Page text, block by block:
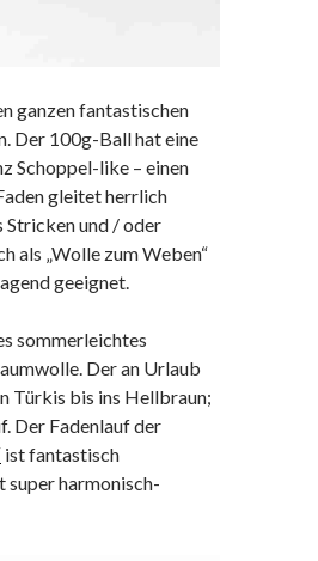
ganzen fantastischen
Der 100g-Ball hat eine
Schoppel-like – einen
gleitet herrlich
Stricken und / oder
als „Wolle zum Weben“
geeignet.
sommerleichtes
Der an Urlaub
Türkis bis ins Hellbraun;
Der Fadenlauf der
ist fantastisch
super harmonisch-